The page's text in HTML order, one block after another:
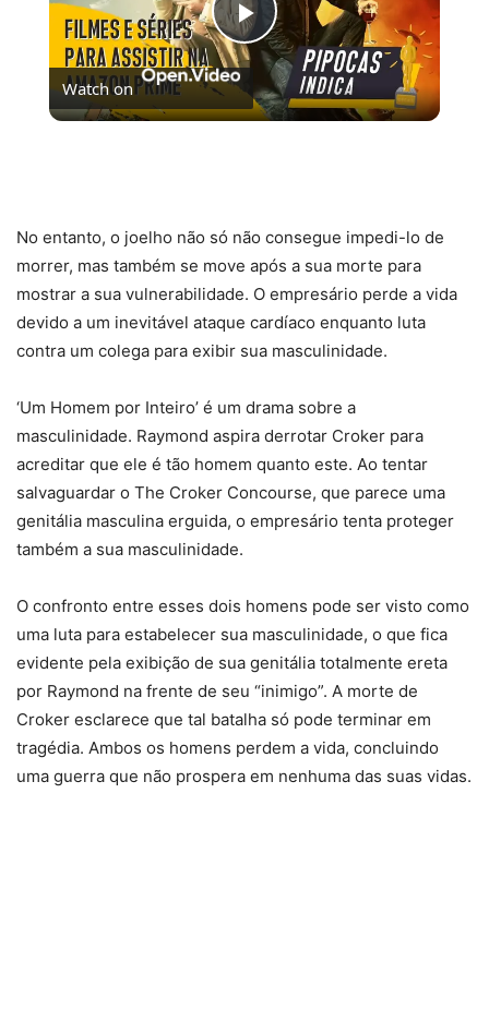
Play
Video
Watch on
No entanto, o joelho não só não consegue impedi-lo de
morrer, mas também se move após a sua morte para
mostrar a sua vulnerabilidade. O empresário perde a vida
devido a um inevitável ataque cardíaco enquanto luta
contra um colega para exibir sua masculinidade.
‘Um Homem por Inteiro’ é um drama sobre a
masculinidade. Raymond aspira derrotar Croker para
acreditar que ele é tão homem quanto este. Ao tentar
salvaguardar o The Croker Concourse, que parece uma
genitália masculina erguida, o empresário tenta proteger
também a sua masculinidade.
O confronto entre esses dois homens pode ser visto como
uma luta para estabelecer sua masculinidade, o que fica
evidente pela exibição de sua genitália totalmente ereta
por Raymond na frente de seu “inimigo”. A morte de
Croker esclarece que tal batalha só pode terminar em
tragédia. Ambos os homens perdem a vida, concluindo
uma guerra que não prospera em nenhuma das suas vidas.